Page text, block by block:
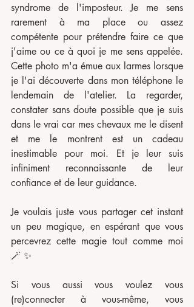
syndrome de l'imposteur. Je me sens
rarement à ma place ou assez
compétente pour prétendre faire ce que
j'aime ou ce à quoi je me sens appelée.
Cette photo m'a émue aux larmes lorsque
je l'ai découverte dans mon téléphone le
lendemain de l'atelier. La regarder,
constater sans doute possible que je suis
dans le vrai car mes chevaux me le disent
et me le montrent est un cadeau
inestimable pour moi. Et je leur suis
infiniment reconnaissante de leur
confiance et de leur guidance.
Je voulais juste vous partager cet instant
un peu magique, en espérant que vous
percevrez cette magie tout comme moi
🪄 ✨
Si vous aussi vous voulez vous
(re)connecter à vous-même, vous